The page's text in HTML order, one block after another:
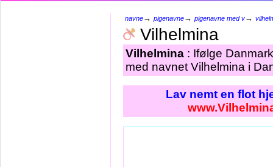
navne→ pigenavne→ pigenavne med v→
Vilhelmina
Vilhelmina : Ifølge
med navnet Vilhelmina i
Lav nemt en flot